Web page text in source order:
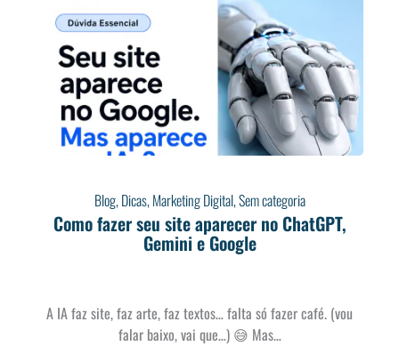
Blog,Dicas,Marketing Digital,Sem categoria
Como fazer seu site aparecer no ChatGPT,
Gemini e Google
A IA faz site, faz arte, faz textos… falta só fazer café. (vou
falar baixo, vai que…) 😅 Mas…